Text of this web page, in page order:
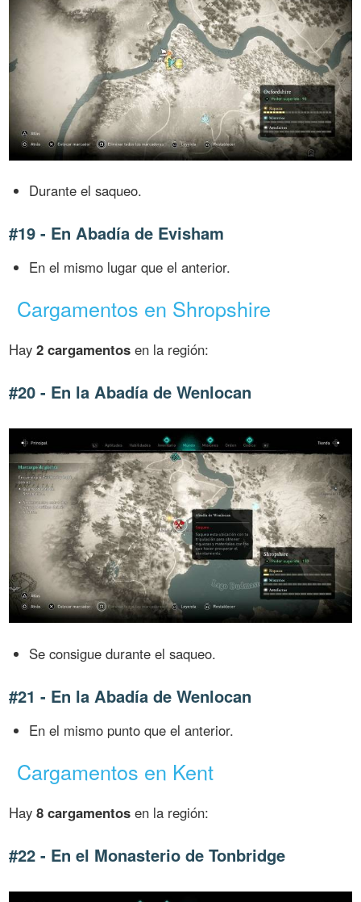
Durante el saqueo.
#19 - En Abadía de Evisham
En el mismo lugar que el anterior.
Cargamentos en Shropshire
Hay2 cargamentos en la región:
#20 - En la Abadía de Wenlocan
Se consigue durante el saqueo.
#21 - En la Abadía de Wenlocan
En el mismo punto que el anterior.
Cargamentos en Kent
Hay8 cargamentos en la región:
#22 - En el Monasterio de Tonbridge